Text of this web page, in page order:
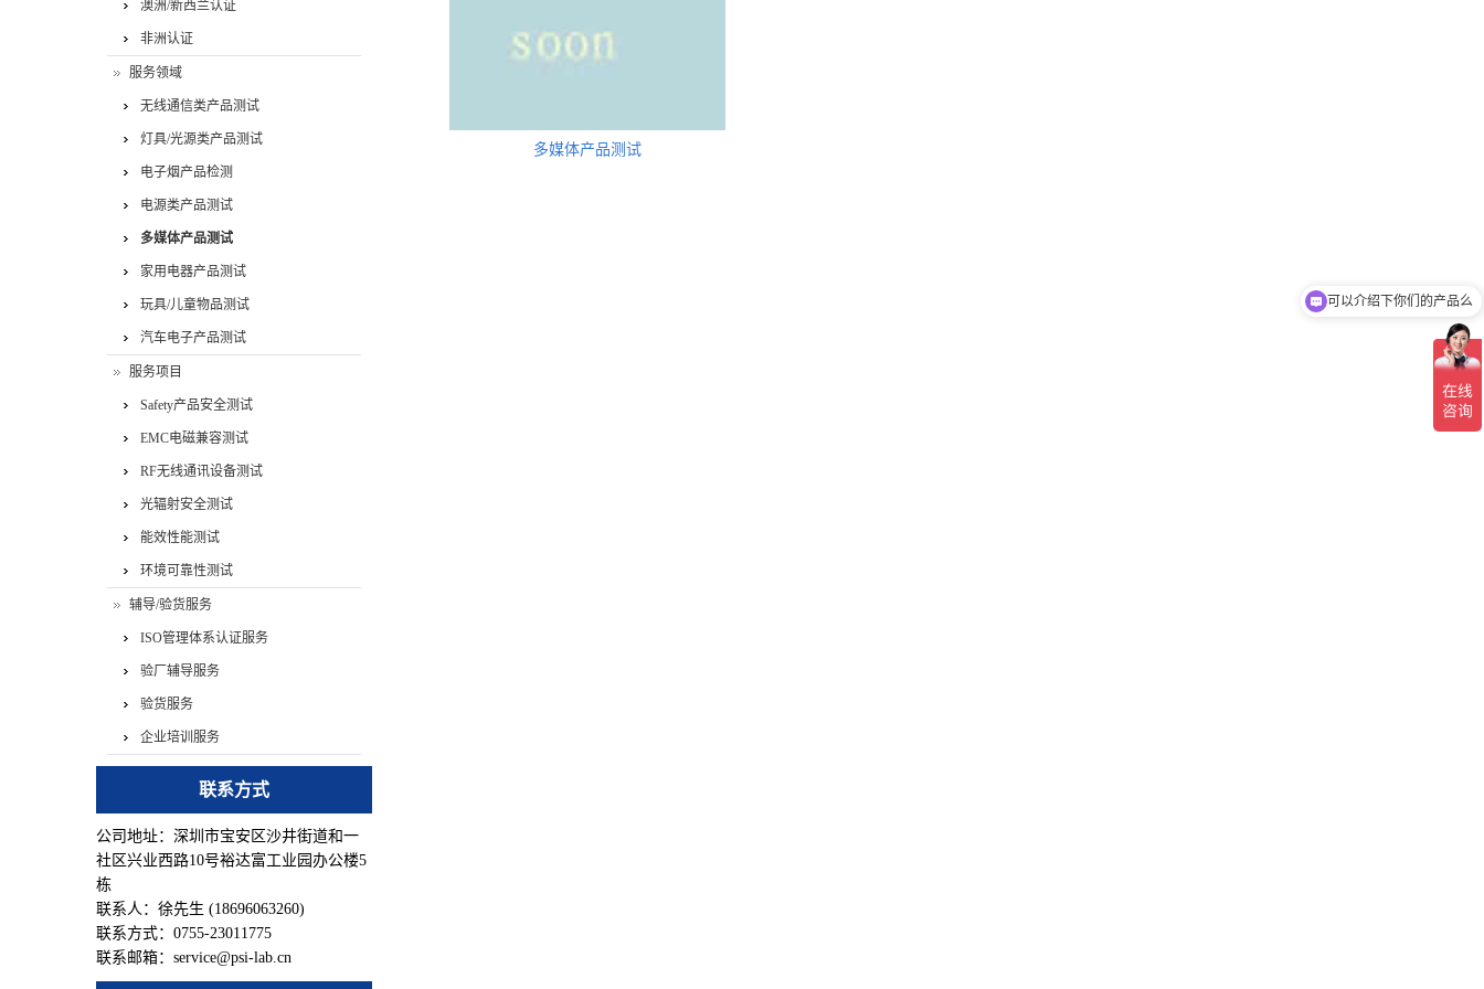
多媒体产品测试
澳洲/新西兰认证
非洲认证
服务领域
无线通信类产品测试
灯具/光源类产品测试
电子烟产品检测
电源类产品测试
多媒体产品测试
家用电器产品测试
玩具/儿童物品测试
汽车电子产品测试
服务项目
Safety产品安全测试
EMC电磁兼容测试
RF无线通讯设备测试
光辐射安全测试
能效性能测试
环境可靠性测试
辅导/验货服务
ISO管理体系认证服务
验厂辅导服务
验货服务
企业培训服务
联系方式
公司地址：深圳市宝安区沙井街道和一
社区兴业西路10号裕达富工业园办公楼5
栋
联系人：徐先生 (18696063260)
联系方式：0755-23011775
联系邮箱：service@psi-lab.cn
可以介绍下你们的产品么